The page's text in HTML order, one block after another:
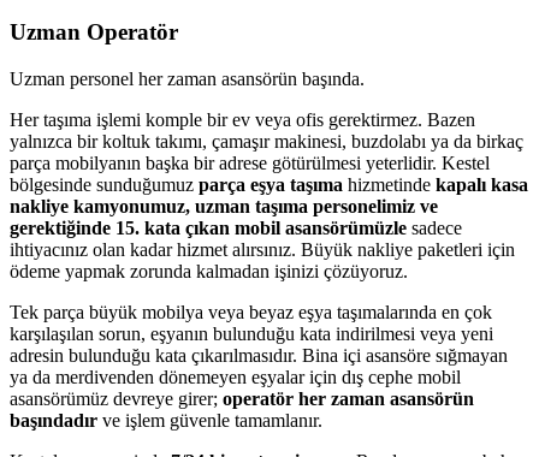
Uzman Operatör
Uzman personel her zaman asansörün başında.
Her taşıma işlemi komple bir ev veya ofis gerektirmez. Bazen
yalnızca bir koltuk takımı, çamaşır makinesi, buzdolabı ya da birkaç
parça mobilyanın başka bir adrese götürülmesi yeterlidir. Kestel
bölgesinde sunduğumuz parça eşya taşıma hizmetinde kapalı kasa
nakliye kamyonumuz, uzman taşıma personelimiz ve
gerektiğinde 15. kata çıkan mobil asansörümüzle sadece
ihtiyacınız olan kadar hizmet alırsınız. Büyük nakliye paketleri için
ödeme yapmak zorunda kalmadan işinizi çözüyoruz.
Tek parça büyük mobilya veya beyaz eşya taşımalarında en çok
karşılaşılan sorun, eşyanın bulunduğu kata indirilmesi veya yeni
adresin bulunduğu kata çıkarılmasıdır. Bina içi asansöre sığmayan
ya da merdivenden dönemeyen eşyalar için dış cephe mobil
asansörümüz devreye girer; operatör her zaman asansörün
başındadır ve işlem güvenle tamamlanır.